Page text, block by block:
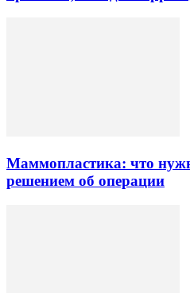
Маммопластика: что
решением об операции